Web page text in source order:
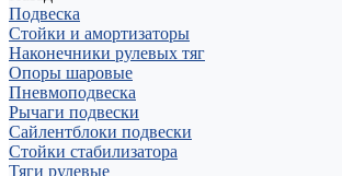
Подвеска
Стойки и амортизаторы
Наконечники рулевых тяг
Опоры шаровые
Пневмоподвеска
Рычаги подвески
Сайлентблоки подвески
Стойки стабилизатора
Тяги рулевые